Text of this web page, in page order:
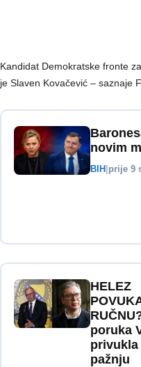
Kandidat Demokratske fronte
je Slaven Kovačević – saznaje
novim
BIH prije 9
HELEZ
poruka
privukla
pažnju